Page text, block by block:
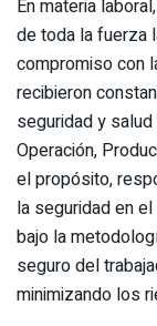
En materia
de toda la fuerza
compromiso con
recibieron
seguridad y
Operación,
el propósito,
la seguridad en
bajo la
seguro del
minimizando los